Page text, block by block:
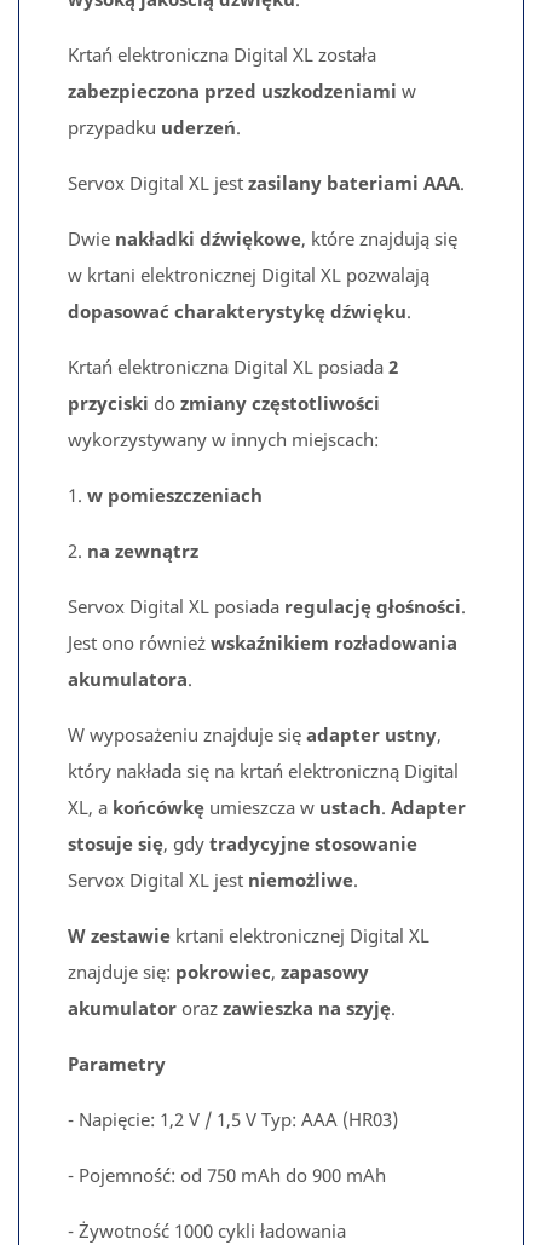
Krtań elektroniczna Digital XL została
zabezpieczona przed uszkodzeniami w
przypadku uderzeń.
Servox Digital XL jest zasilany bateriami AAA.
Dwie nakładki dźwiękowe, które znajdują się
w krtani elektronicznej Digital XL pozwalają
dopasować charakterystykę dźwięku.
Krtań elektroniczna Digital XL posiada 2
przyciski do zmiany częstotliwości
wykorzystywany w innych miejscach:
1. w pomieszczeniach
2. na zewnątrz
Servox Digital XL posiada regulację głośności.
Jest ono również wskaźnikiem rozładowania
akumulatora.
W wyposażeniu znajduje się adapter ustny,
który nakłada się na krtań elektroniczną Digital
XL, a końcówkę umieszcza w ustach. Adapter
stosuje się, gdy tradycyjne stosowanie
Servox Digital XL jest niemożliwe.
W zestawie krtani elektronicznej Digital XL
znajduje się: pokrowiec, zapasowy
akumulator oraz zawieszka na szyję.
Parametry
- Napięcie: 1,2 V / 1,5 V Typ: AAA (HR03)
- Pojemność: od 750 mAh do 900 mAh
- Żywotność 1000 cykli ładowania